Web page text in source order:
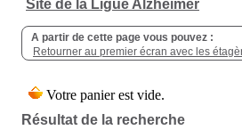
Site de la Ligue Alzheimer
A partir de cette page vous pouvez :
Retourner au premier écran avec les
Résultat de la recherche